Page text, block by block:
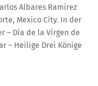
Albares Ramirez
Mexico City. In der
– Día de la Virgen de
– Heilige Drei Könige